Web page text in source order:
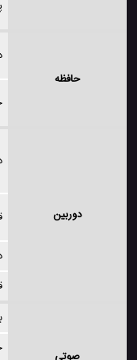
حافظه
دوربین
صوتی